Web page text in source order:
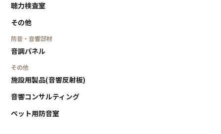
聴力検査室
その他
防音・音響部材
音調パネル
その他
施設用製品(音響反射板)
音響コンサルティング
ペット用防音室